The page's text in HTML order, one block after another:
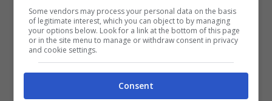
Scala dei Turchi (IStock by GettyImages)
Nella classifica di Holidu, la seconda
posizione delle condivisioni su Instagram è
occupata dalla spiaggia di
Some vendors may process your personal data on the basis
of legitimate interest, which you can object to by managing
your options below. Look for a link at the bottom of this page
or in the site menu to manage or withdraw consent in privacy
and cookie settings.
Consent